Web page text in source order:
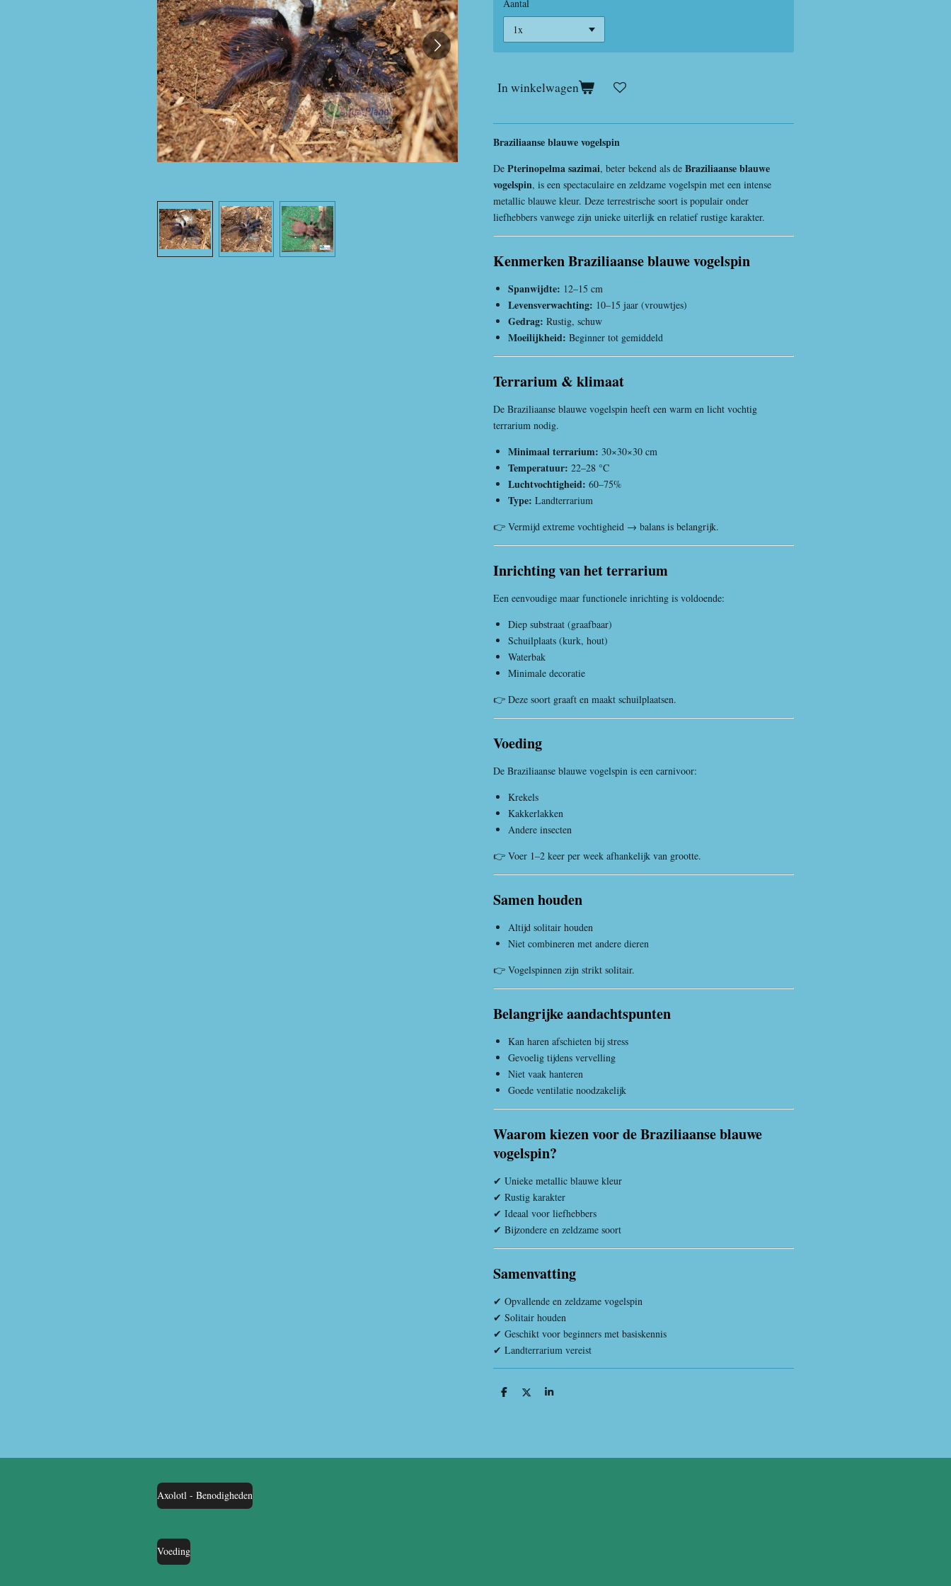
Aantal
In winkelwagen
Braziliaanse blauwe vogelspin
De Pterinopelma sazimai, beter bekend als de Braziliaanse blauwe
vogelspin, is een spectaculaire en zeldzame vogelspin met een intense
metallic blauwe kleur. Deze terrestrische soort is populair onder
liefhebbers vanwege zijn unieke uiterlijk en relatief rustige karakter.
Kenmerken Braziliaanse blauwe vogelspin
Spanwijdte: 12–15 cm
Levensverwachting: 10–15 jaar (vrouwtjes)
Gedrag: Rustig, schuw
Moeilijkheid: Beginner tot gemiddeld
Terrarium & klimaat
De Braziliaanse blauwe vogelspin heeft een warm en licht vochtig
terrarium nodig.
Minimaal terrarium: 30×30×30 cm
Temperatuur: 22–28 °C
Luchtvochtigheid: 60–75%
Type: Landterrarium
👉 Vermijd extreme vochtigheid → balans is belangrijk.
Inrichting van het terrarium
Een eenvoudige maar functionele inrichting is voldoende:
Diep substraat (graafbaar)
Schuilplaats (kurk, hout)
Waterbak
Minimale decoratie
👉 Deze soort graaft en maakt schuilplaatsen.
Voeding
De Braziliaanse blauwe vogelspin is een carnivoor:
Krekels
Kakkerlakken
Andere insecten
👉 Voer 1–2 keer per week afhankelijk van grootte.
Samen houden
Altijd solitair houden
Niet combineren met andere dieren
👉 Vogelspinnen zijn strikt solitair.
Belangrijke aandachtspunten
Kan haren afschieten bij stress
Gevoelig tijdens vervelling
Niet vaak hanteren
Goede ventilatie noodzakelijk
Waarom kiezen voor de Braziliaanse blauwe
vogelspin?
✔ Unieke metallic blauwe kleur
✔ Rustig karakter
✔ Ideaal voor liefhebbers
✔ Bijzondere en zeldzame soort
Samenvatting
✔ Opvallende en zeldzame vogelspin
✔ Solitair houden
✔ Geschikt voor beginners met basiskennis
✔ Landterrarium vereist
D
D
S
Axolotl - Benodigheden
Voeding